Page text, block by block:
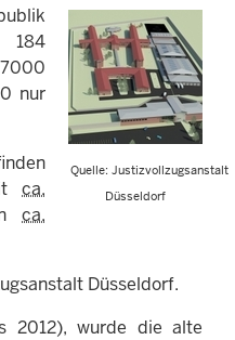
Quelle: Justizvollzugsanstalt
Düsseldorf
nur
ca.
ca.
Düsseldorf.
2012), wurde die alte